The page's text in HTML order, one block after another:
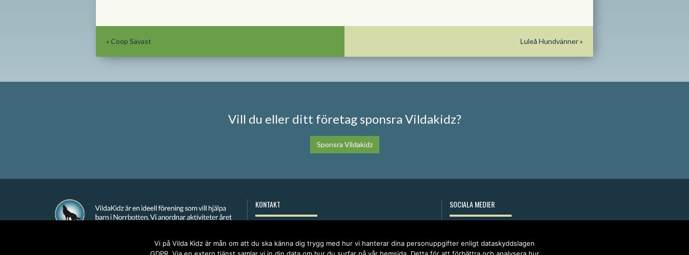
Luleå Hundvänner»
« Coop Sävast
Vill du eller ditt företag sponsra Vildakidz?
Sponsra Vildakidz
KONTAKT
Integritetspolicy
SOCIALA MEDIER
Vi på Vilda Kidz är mån om att du ska känna dig trygg med hur vi hanterar dina personuppgifter enligt dataskyddslagen